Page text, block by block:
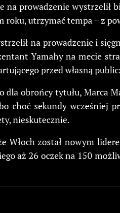
prowadzenie wystrzelił
roku, utrzymać tempa – z
na prowadzenie i
Yamahy na mecie
przed własną
dla obrońcy tytułu,
choć sekundy
nieskutecznie.
Włoch został nowym
aż 26 oczek na 150